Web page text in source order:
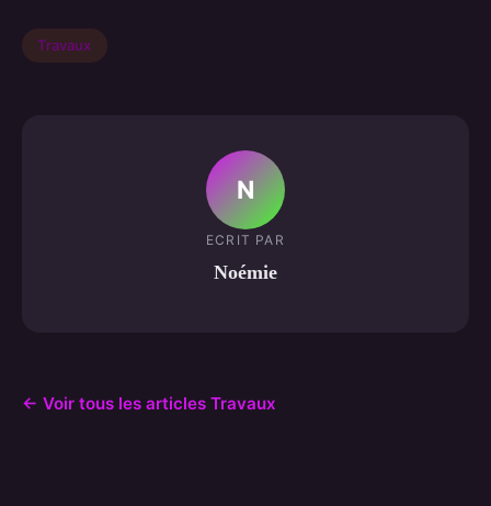
Travaux
N
ECRIT PAR
Noémie
← Voir tous les articles Travaux